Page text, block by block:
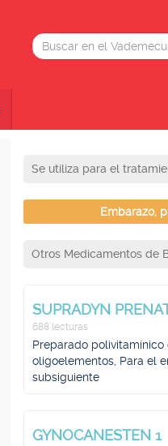
Se utiliza para el
Embarazo,
Otros Medicamentos de
SUPRADYN
688 lecturas
Preparado
oligoelementos, Para el
subsiguiente
GYNOCANESTEN 1